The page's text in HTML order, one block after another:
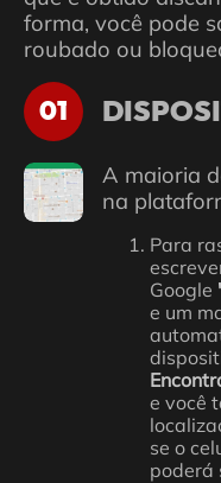
forma, você pode
roubado ou
01
A maioria
na
Para
Google
e um
e você
se o
poderá